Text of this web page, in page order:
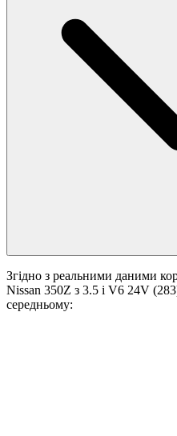
Згідно з реальними даними
Nissan 350Z з 3.5 i V6 24V
середньому: